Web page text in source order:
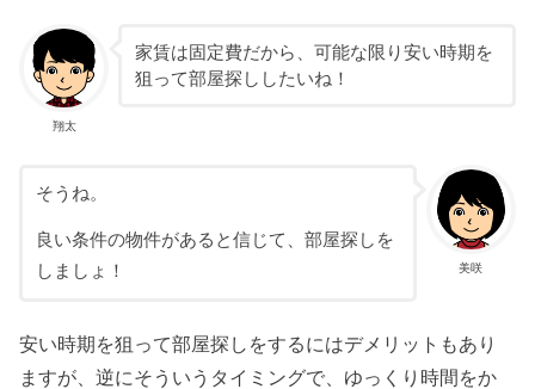
翔太
家賃は固定費だから、可能な限り安い時期を
狙って部屋探ししたいね！
美咲
そうね。
良い条件の物件があると信じて、部屋探しを
しましょ！
安い時期を狙って部屋探しをするにはデメリットもあり
ますが、逆にそういうタイミングで、ゆっくり時間をか